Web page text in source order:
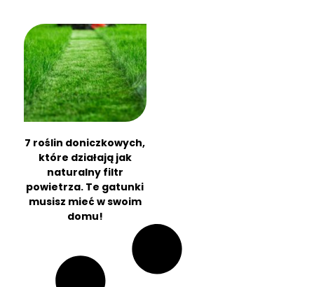
7 roślin doniczkowych,
które działają jak
naturalny filtr
powietrza. Te gatunki
musisz mieć w swoim
domu!